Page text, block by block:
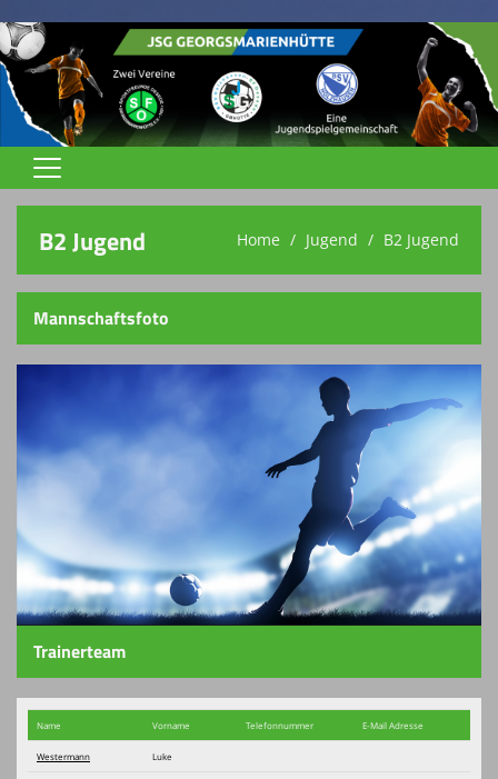
Home
Trainingszeiten
Trainer
Terminkalender
Vereinsnews
Kontaktformular
Spielplan
Sponsoren
Grünpflege beim SFO
Vereinskollektion
B2 Jugend Home Jugend B2 Jugend
Mannschaftsfoto
Trainerteam
Name Vorname Telefon​nummer E-Mail Adresse
Westermann Luke